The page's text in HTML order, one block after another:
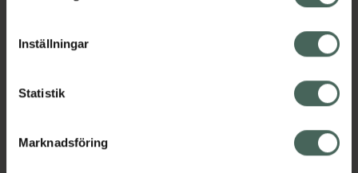
cookieinställningar. Ett återkallat samtycke påverkar inte
lagligheten av behandling som skett innan återkallelsen.
Inställningar
Statistik
Marknadsföring
syd till Lappland i norr, och online i mobilen och på
hjälpa just dig att må lite bättre. Välkommen att prata